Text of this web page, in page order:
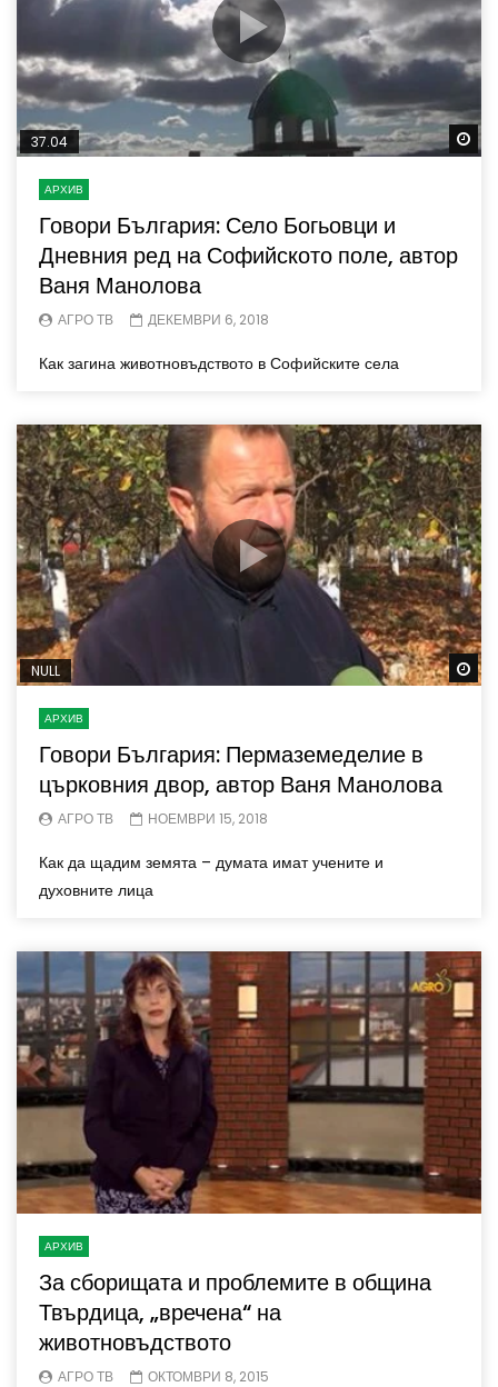
37.04
АРХИВ
Говори България: Село Богьовци и
Дневния ред на Софийското поле, автор
Ваня Манолова
АГРО ТВ ДЕКЕМВРИ 6, 2018
Как загина животновъдството в Софийските села
NULL
АРХИВ
Говори България: Пермаземеделие в
църковния двор, автор Ваня Манолова
АГРО ТВ НОЕМВРИ 15, 2018
Как да щадим земята – думата имат учените и
духовните лица
АРХИВ
За сборищата и проблемите в община
Твърдица, „вречена“ на
животновъдството
АГРО ТВ ОКТОМВРИ 8, 2015